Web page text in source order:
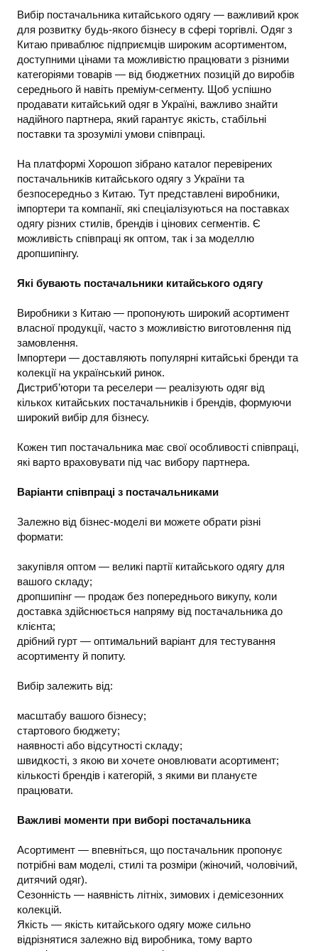
Вибір постачальника китайського одягу — важливий крок
для розвитку будь-якого бізнесу в сфері торгівлі. Одяг з
Китаю приваблює підприємців широким асортиментом,
доступними цінами та можливістю працювати з різними
категоріями товарів — від бюджетних позицій до виробів
середнього й навіть преміум-сегменту. Щоб успішно
продавати китайський одяг в Україні, важливо знайти
надійного партнера, який гарантує якість, стабільні
поставки та зрозумілі умови співпраці.
На платформі Хорошоп зібрано каталог перевірених
постачальників китайського одягу з України та
безпосередньо з Китаю. Тут представлені виробники,
імпортери та компанії, які спеціалізуються на поставках
одягу різних стилів, брендів і цінових сегментів. Є
можливість співпраці як оптом, так і за моделлю
дропшипінгу.
Які бувають постачальники китайського одягу
Виробники з Китаю — пропонують широкий асортимент
власної продукції, часто з можливістю виготовлення під
замовлення.
Імпортери — доставляють популярні китайські бренди та
колекції на український ринок.
Дистриб’ютори та реселери — реалізують одяг від
кількох китайських постачальників і брендів, формуючи
широкий вибір для бізнесу.
Кожен тип постачальника має свої особливості співпраці,
які варто враховувати під час вибору партнера.
Варіанти співпраці з постачальниками
Залежно від бізнес-моделі ви можете обрати різні
формати:
закупівля оптом — великі партії китайського одягу для
вашого складу;
дропшипінг — продаж без попереднього викупу, коли
доставка здійснюється напряму від постачальника до
клієнта;
дрібний гурт — оптимальний варіант для тестування
асортименту й попиту.
Вибір залежить від:
масштабу вашого бізнесу;
стартового бюджету;
наявності або відсутності складу;
швидкості, з якою ви хочете оновлювати асортимент;
кількості брендів і категорій, з якими ви плануєте
працювати.
Важливі моменти при виборі постачальника
Асортимент — впевніться, що постачальник пропонує
потрібні вам моделі, стилі та розміри (жіночий, чоловічий,
дитячий одяг).
Сезонність — наявність літніх, зимових і демісезонних
колекцій.
Якість — якість китайського одягу може сильно
відрізнятися залежно від виробника, тому варто